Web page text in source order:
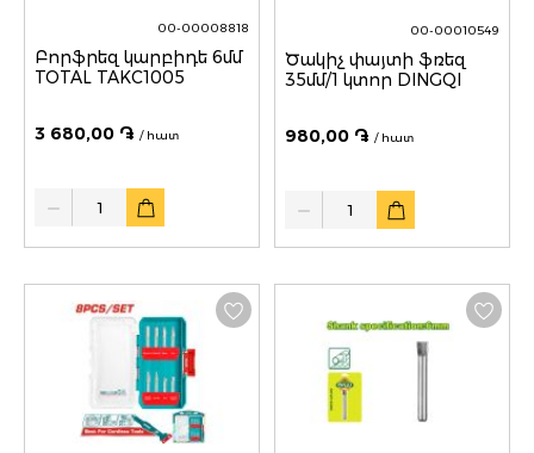
00-00008818
Բորֆրեզ կարբիդե 6մմ
TOTAL TAKC1005
3 680,00 ֏ / հատ
00-00010549
Ծակիչ փայտի ֆռեզ
35մմ/1 կտոր DINGQI
980,00 ֏ / հատ